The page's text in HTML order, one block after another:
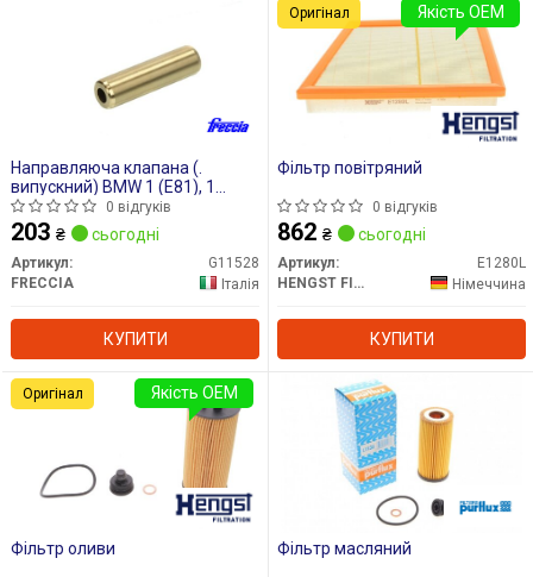
Направляюча клапана (.
випускний) BMW 1 (E81), 1
(E82), 1 (E87), 1 (E88), 1 (F20), 1
(F21), 1 (F40), 2 (F22, F87), 2
(F23), 2 (F45), 2 (G42, G87), 2
GRAN COUPE (F44) 1.5D-3.0DH
06.04-
0 відгуків
203 ₴ сьогодні
Артикул:
G11528
FRECCIA
Італія
КУПИТИ
Фільтр повітряний
0 відгуків
862 ₴ сьогодні
Артикул:
E1280L
HENGST FILTER
Німеччина
КУПИТИ
Якість OEM
Оригінал
Фільтр оливи
Якість OEM
Оригінал
Фільтр масляний